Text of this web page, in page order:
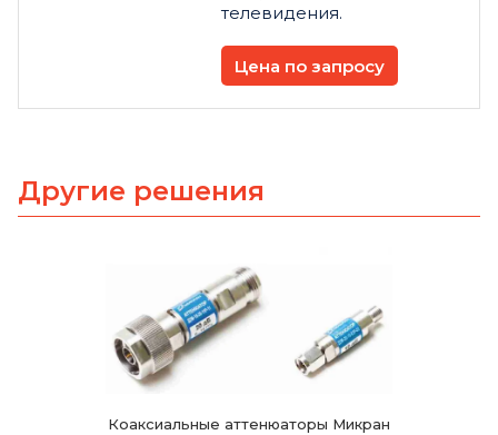
телевидения.
Цена по запросу
Другие решения
Коаксиальные аттенюаторы Микран